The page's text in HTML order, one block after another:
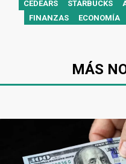
CEDEARS STARBUCKS
FINANZAS
ECONOMÍA
MÁS